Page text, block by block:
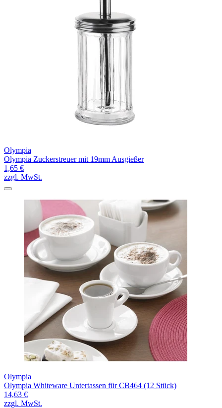
Olympia
Olympia Zuckerstreuer mit 19mm Ausgießer
1,65 €
zzgl. MwSt.
Olympia
Olympia Whiteware Untertassen für CB464 (12 Stück)
14,63 €
zzgl. MwSt.